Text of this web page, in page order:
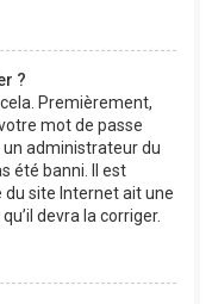
?
Premièrement,
mot de passe
un administrateur du
été banni. Il est
site Internet ait une
devra la corriger.